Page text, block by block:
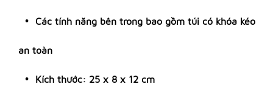
Các tính năng bên trong bao gồm túi có khóa kéo
an toàn
Kích thước: 25 x 8 x 12 cm